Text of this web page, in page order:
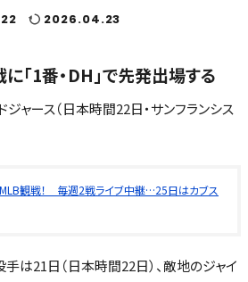
2026.04.23
「1番・DH」で先発出場する
ジャース（日本時間22日・サンフランシス
観戦！ 毎週2戦ライブ中継…25日はカブス
は21日（日本時間22日）、敵地のジャイ